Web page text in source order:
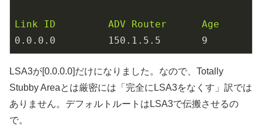
Link ID ADV Router
Age
0.0 .0 .0 150.1 .5 .5 9
LSA3が[0.0.0.0]だけになりました。なので、Totally
Stubby Areaとは厳密には「完全にLSA3をなくす」訳では
ありません。デフォルトルートはLSA3で伝搬させるの
で。